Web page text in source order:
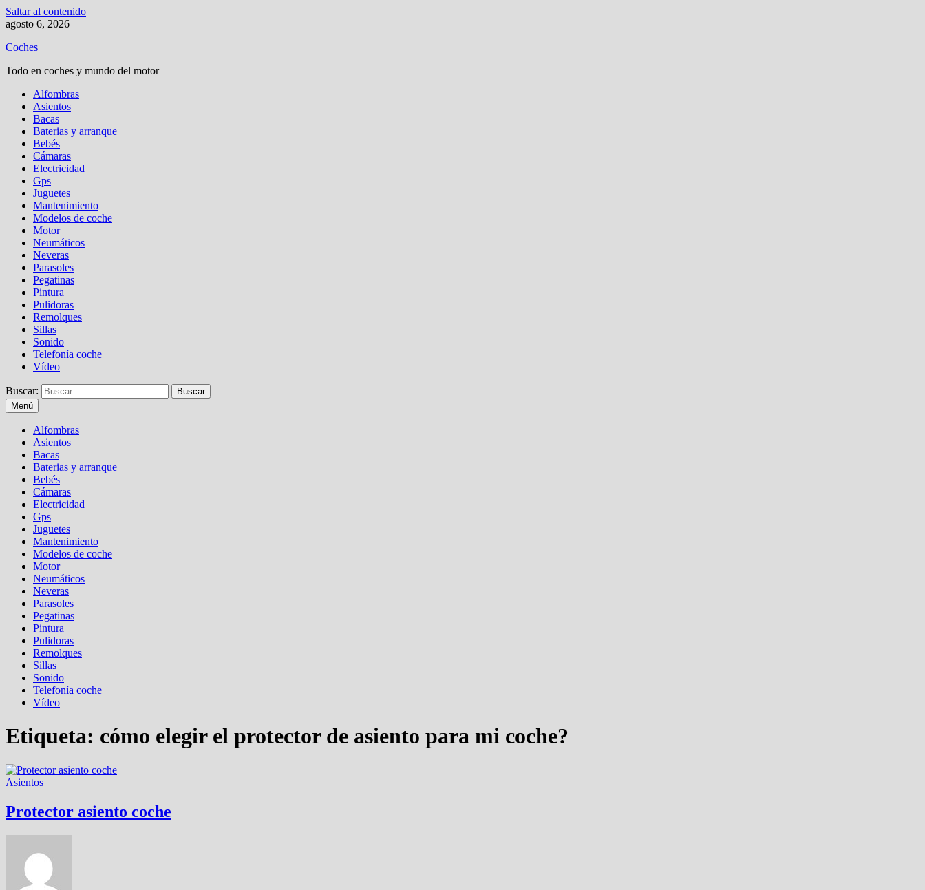
Saltar al contenido
agosto 6, 2026
Coches
Todo en coches y mundo del motor
Alfombras
Asientos
Bacas
Baterias y arranque
Bebés
Cámaras
Electricidad
Gps
Juguetes
Mantenimiento
Modelos de coche
Motor
Neumáticos
Neveras
Parasoles
Pegatinas
Pintura
Pulidoras
Remolques
Sillas
Sonido
Telefonía coche
Vídeo
Buscar:
Menú
Alfombras
Asientos
Bacas
Baterias y arranque
Bebés
Cámaras
Electricidad
Gps
Juguetes
Mantenimiento
Modelos de coche
Motor
Neumáticos
Neveras
Parasoles
Pegatinas
Pintura
Pulidoras
Remolques
Sillas
Sonido
Telefonía coche
Vídeo
Etiqueta: cómo elegir el protector de asiento para mi coche?
Asientos
Protector asiento coche